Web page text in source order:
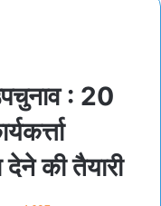
: 20
की तैयारी